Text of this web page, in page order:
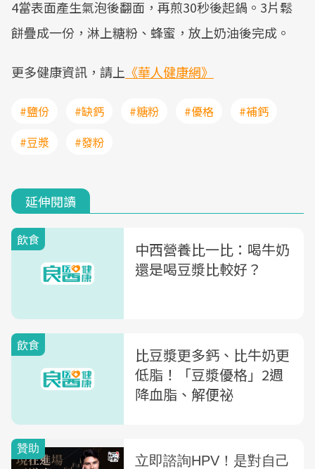
4當表面產生氣泡後翻面，再煎30秒後起鍋。3片鬆
餅疊成一份，淋上糖粉、蜂蜜，放上奶油後完成。
更多健康資訊，請上 《華人健康網》
#鹽份 #缺鈣 #糖粉 #優格
#補鈣
#豆漿
#發粉
延伸閱讀
飲食
中西營養比一比：喝牛奶
還是喝豆漿比較好？
飲食
比豆漿更多鈣、比牛奶更
低脂！「豆漿優格」2週
降血脂、解便祕